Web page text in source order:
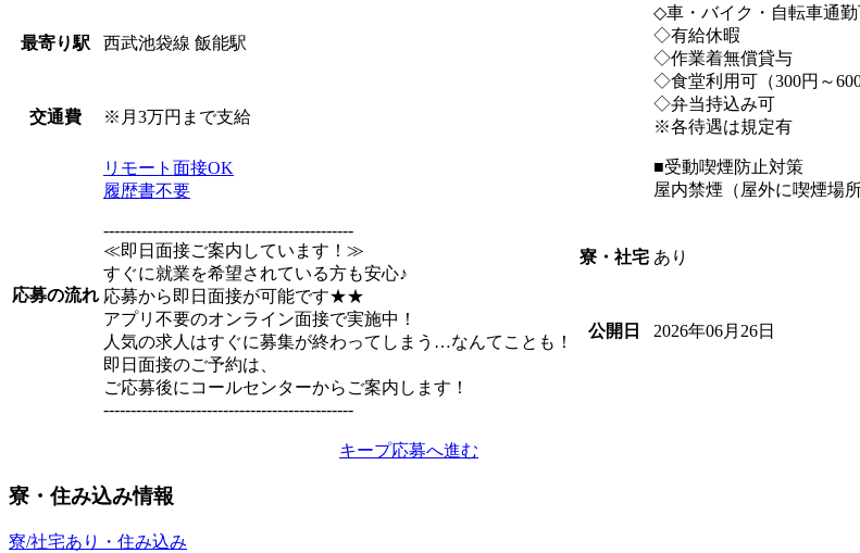
最寄り駅 西武池袋線 飯能駅
交通費 ※月3万円まで支給
応募の流れ
リモート面接OK
履歴書不要
----------------------------------------------
≪即日面接ご案内しています！≫
すぐに就業を希望されている方も安心♪
応募から即日面接が可能です★★
アプリ不要のオンライン面接で実施中！
人気の求人はすぐに募集が終わってしまう…なんてことも！
即日面接のご予約は、
ご応募後にコールセンターからご案内します！
----------------------------------------------
◇車・バイク・自転車通
◇有給休暇
◇作業着無償貸与
◇食堂利用可（300円～600
◇弁当持込み可
※各待遇は規定有
■受動喫煙防止対策
屋内禁煙（屋外に喫煙場所
寮・社宅 あり
公開日 2026年06月26日
キープ応募へ進む
寮・住み込み情報
寮/社宅あり・住み込み